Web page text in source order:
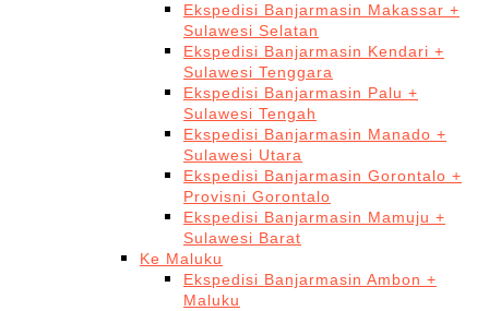
Ekspedisi Banjarmasin Makassar +
Sulawesi Selatan
Ekspedisi Banjarmasin Kendari +
Sulawesi Tenggara
Ekspedisi Banjarmasin Palu +
Sulawesi Tengah
Ekspedisi Banjarmasin Manado +
Sulawesi Utara
Ekspedisi Banjarmasin Gorontalo +
Provisni Gorontalo
Ekspedisi Banjarmasin Mamuju +
Sulawesi Barat
Ke Maluku
Ekspedisi Banjarmasin Ambon +
Maluku